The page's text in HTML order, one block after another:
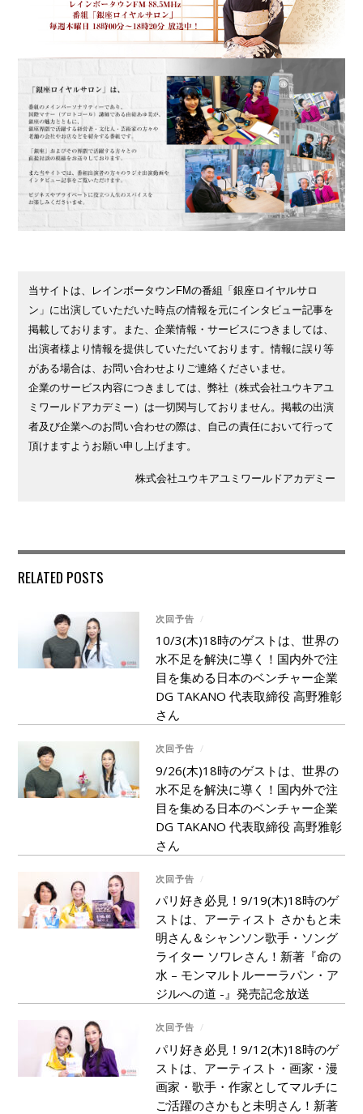
当サイトは、レインボータウンFMの番組「銀座ロイヤルサロ
ン」に出演していただいた時点の情報を元にインタビュー記事を
掲載しております。また、企業情報・サービスにつきましては、
出演者様より情報を提供していただいております。情報に誤り等
がある場合は、お問い合わせよりご連絡くださいませ。
企業のサービス内容につきましては、弊社（株式会社ユウキアユ
ミワールドアカデミー）は一切関与しておりません。掲載の出演
者及び企業へのお問い合わせの際は、自己の責任において行って
頂けますようお願い申し上げます。
株式会社ユウキアユミワールドアカデミー
RELATED POSTS
次回予告 /
10/3(木)18時のゲストは、世界の
水不足を解決に導く！国内外で注
目を集める日本のベンチャー企業
DG TAKANO 代表取締役 高野雅彰
さん
次回予告 /
9/26(木)18時のゲストは、世界の
水不足を解決に導く！国内外で注
目を集める日本のベンチャー企業
DG TAKANO 代表取締役 高野雅彰
さん
次回予告 /
パリ好き必見！9/19(木)18時のゲ
ストは、アーティスト さかもと未
明さん＆シャンソン歌手・ソング
ライター ソワレさん！新著『命の
水 – モンマルトルーーラパン・ア
ジルへの道 -』発売記念放送
次回予告 /
パリ好き必見！9/12(木)18時のゲ
ストは、アーティスト・画家・漫
画家・歌手・作家としてマルチに
ご活躍のさかもと未明さん！新著